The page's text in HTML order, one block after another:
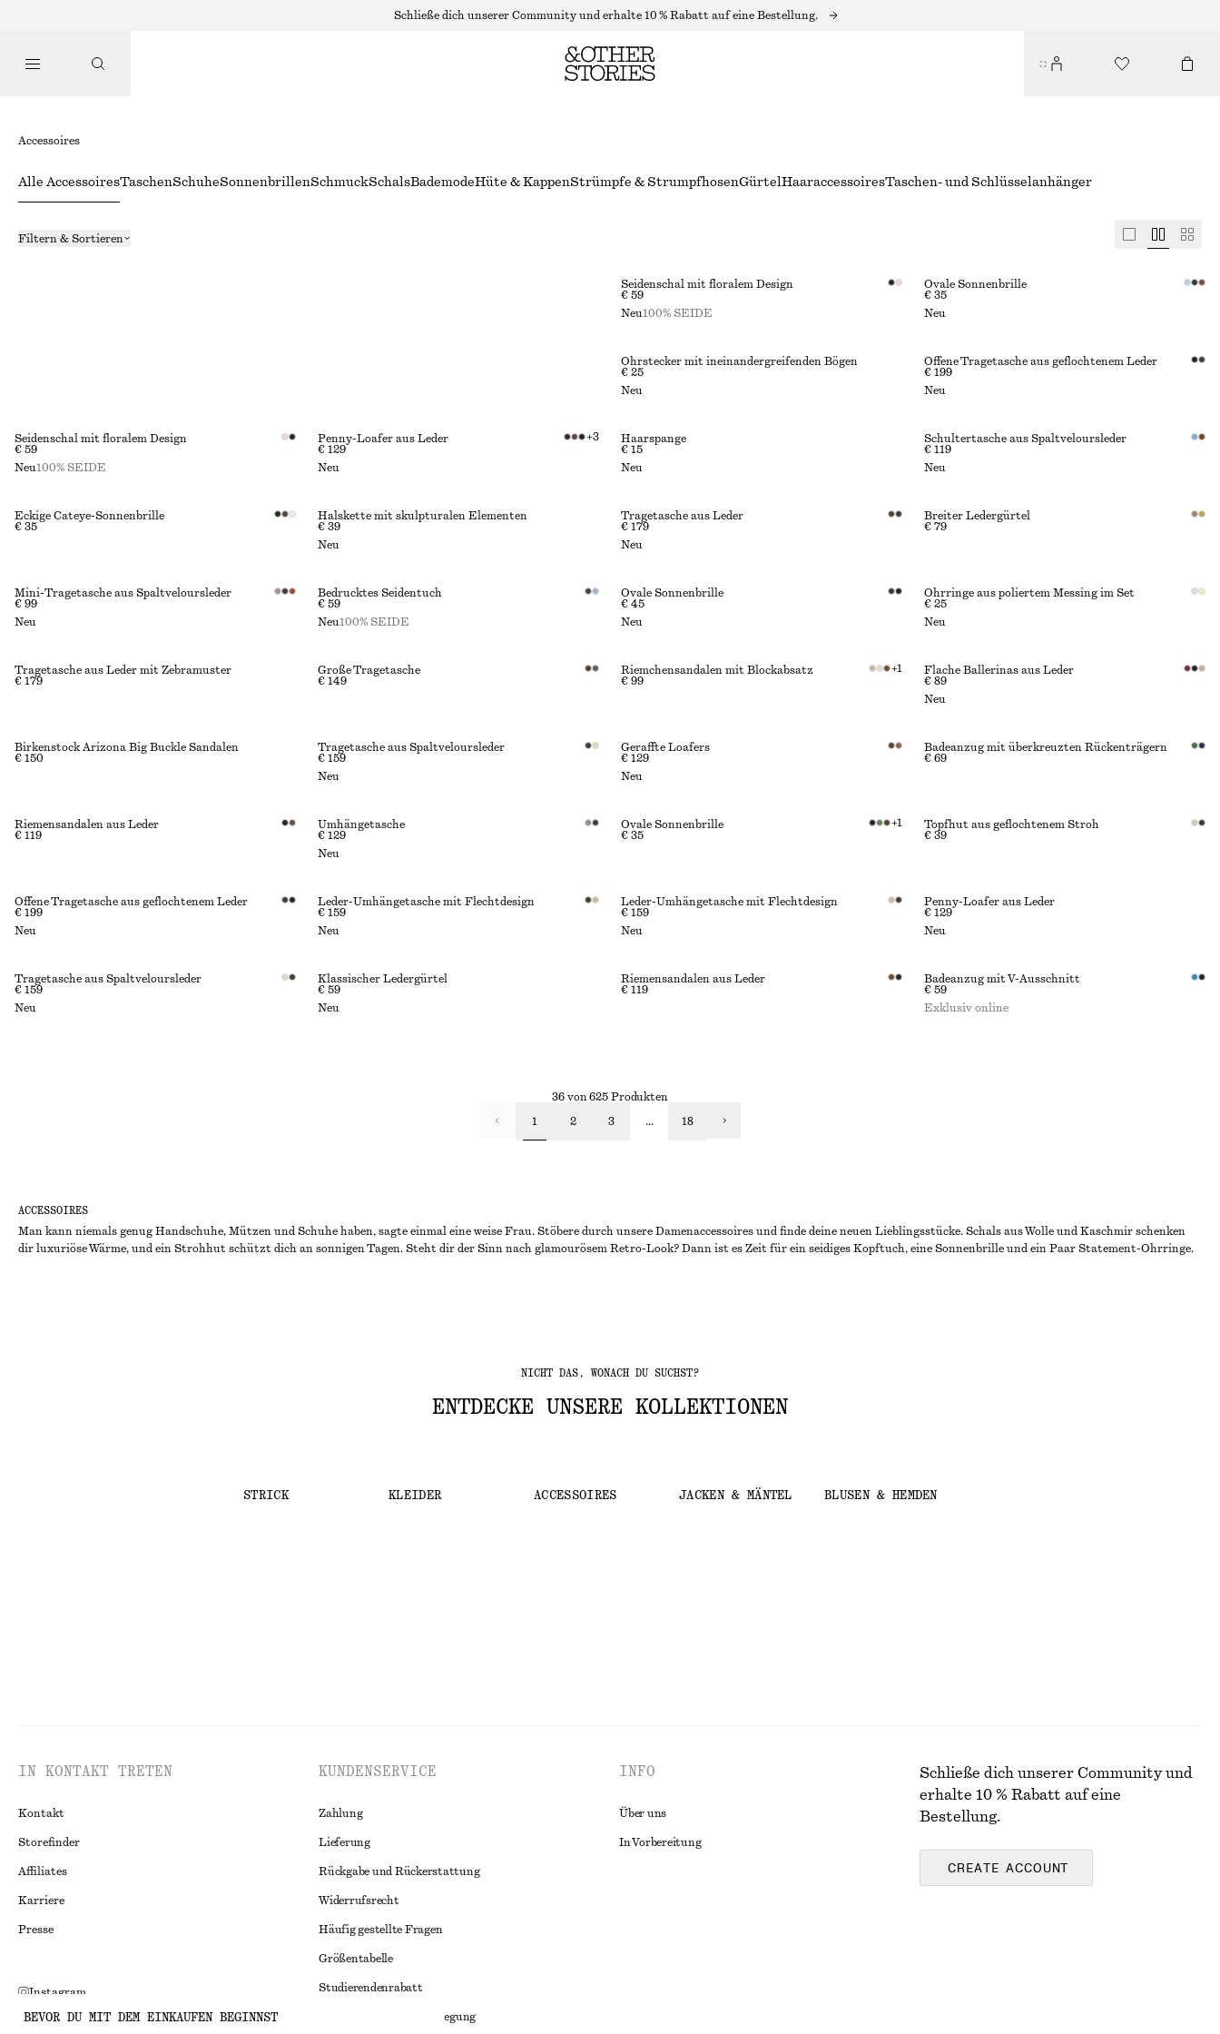
Schließe dich unserer Community und erhalte 10 % Rabatt auf eine Bestellung.
Accessoires
ACCESSOIRES
Man kann niemals genug Handschuhe, Mützen und Schuhe haben, sagte einmal eine weise Frau. Stöbere durch unsere Damenaccessoires und finde deine neuen Lieblingsstücke. Schals aus Wolle und Kaschmir schenken
dir luxuriöse Wärme, und ein Strohhut schützt dich an sonnigen Tagen. Steht dir der Sinn nach glamourösem Retro-Look? Dann ist es Zeit für ein seidiges Kopftuch, eine Sonnenbrille und ein Paar Statement-Ohrringe.
Alle AccessoiresTaschenSchuheSonnenbrillenSchmuckSchalsBademodeHüte & KappenStrümpfe & StrumpfhosenGürtelHaaraccessoiresTaschen- und Schlüsselanhänger
Filtern & Sortieren
Seidenschal mit floralem Design
€ 59
Neu100% SEIDE
Ovale Sonnenbrille
€ 35
Neu
Ohrstecker mit ineinandergreifenden Bögen
€ 25
Neu
Offene Tragetasche aus geflochtenem Leder
€ 199
Neu
Seidenschal mit floralem Design
€ 59
Neu100% SEIDE
Penny-Loafer aus Leder
€ 129
+3
Neu
Haarspange
€ 15
Neu
Schultertasche aus Spaltveloursleder
€ 119
Neu
Eckige Cateye-Sonnenbrille
€ 35
Halskette mit skulpturalen Elementen
€ 39
Neu
Tragetasche aus Leder
€ 179
Neu
Breiter Ledergürtel
€ 79
Mini-Tragetasche aus Spaltveloursleder
€ 99
Neu
Bedrucktes Seidentuch
€ 59
Neu100% SEIDE
Ovale Sonnenbrille
€ 45
Neu
Ohrringe aus poliertem Messing im Set
€ 25
Neu
Tragetasche aus Leder mit Zebramuster
€ 179
Große Tragetasche
€ 149
Riemchensandalen mit Blockabsatz
€ 99
+1
Flache Ballerinas aus Leder
€ 89
Neu
Birkenstock Arizona Big Buckle Sandalen
€ 150
Tragetasche aus Spaltveloursleder
€ 159
Neu
Geraffte Loafers
€ 129
Neu
Badeanzug mit überkreuzten Rückenträgern
€ 69
Riemensandalen aus Leder
€ 119
Umhängetasche
€ 129
Neu
Ovale Sonnenbrille
€ 35
+1
Topfhut aus geflochtenem Stroh
€ 39
Offene Tragetasche aus geflochtenem Leder
€ 199
Neu
Leder-Umhängetasche mit Flechtdesign
€ 159
Neu
Leder-Umhängetasche mit Flechtdesign
€ 159
Neu
Penny-Loafer aus Leder
€ 129
Neu
Tragetasche aus Spaltveloursleder
€ 159
Neu
Klassischer Ledergürtel
€ 59
Neu
Riemensandalen aus Leder
€ 119
Badeanzug mit V-Ausschnitt
€ 59
Exklusiv online
36 von 625 Produkten
1 2 3 ... 18
NICHT DAS, WONACH DU SUCHST?
ENTDECKE UNSERE KOLLEKTIONEN
STRICK KLEIDER ACCESSOIRES JACKEN & MÄNTEL BLUSEN & HEMDEN
IN KONTAKT TRETEN
Kontakt
Storefinder
Affiliates
Karriere
Presse
Instagram
Pinterest
KUNDENSERVICE
Zahlung
Lieferung
Rückgabe und Rückerstattung
Widerrufsrecht
Häufig gestellte Fragen
Größentabelle
Studierendenrabatt
Alternative Konfliktbeilegung
INFO
Über uns
In Vorbereitung
Schließe dich unserer Community und
erhalte 10 % Rabatt auf eine
Bestellung.
CREATE ACCOUNT
BEVOR DU MIT DEM EINKAUFEN BEGINNST